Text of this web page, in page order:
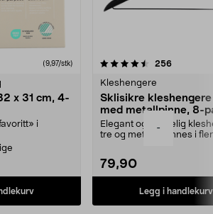
-
anmeldelser(9,97/stk)
x 31 cm, 4-
i
256
Kleshengere
Sklisikre
med metallpinne, 8-
Elegant og skikkelig
tre og metall – finnes i
79,90
Legg i handlekurv
4.5av 5 stjerner